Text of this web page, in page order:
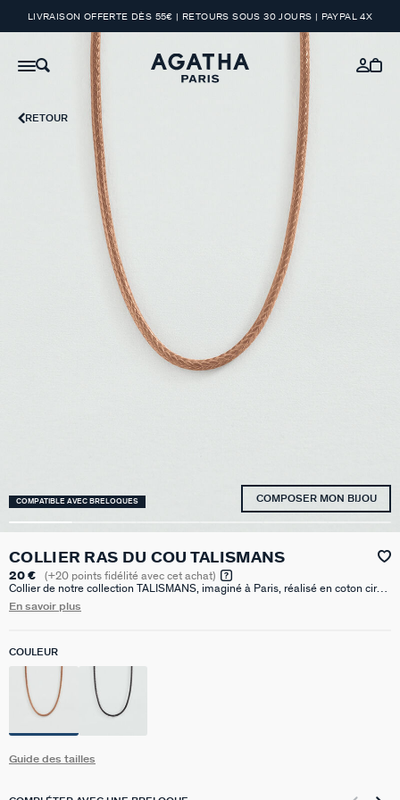
LIVRAISON OFFERTE DÈS 55€ | RETOURS SOUS 30 JOURS | PAYPAL 4X
RETOUR
COMPOSER MON BIJOU
COMPATIBLE AVEC BRELOQUES
COLLIER RAS DU COU TALISMANS
20 € (+20 points fidélité avec cet achat)
Collier de notre collection TALISMANS, imaginé à Paris, réalisé en coton ciré.
Il est disponible en couleur noir ou marron. Personnalisez votre bijou et
auquel s’ajoute une rallonge de 50 mm
En savoir plus
COULEUR
Guide des tailles